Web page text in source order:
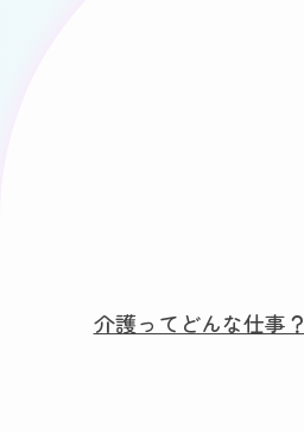
介護ってどんな仕事？